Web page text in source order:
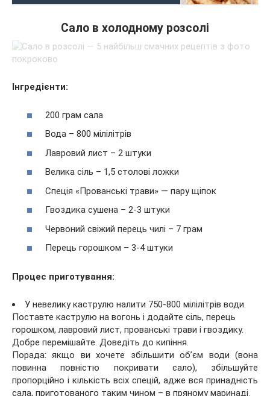
Сало в холодному розсолі
Інгредієнти:
200 грам сала
Вода – 800 мілілітрів
Лавровий лист – 2 штуки
Велика сіль – 1,5 столові ложки
Спеція «Прованські трави» — пару щіпок
Гвоздика сушена – 2-3 штуки
Червоний свіжий перець чилі – 7 грам
Перець горошком – 3-4 штуки
Процес приготування:
У невелику каструлю налити 750-800 мілілітрів води.
Поставте каструлю на вогонь і додайте сіль, перець
горошком, лавровий лист, прованські трави і гвоздику.
Добре перемішайте. Доведіть до кипіння.
Порада: якщо ви хочете збільшити об’єм води (вона
повинна повністю покривати сало), збільшуйте
пропорційно і кількість всіх спецій, адже вся принадність
сала, приготованого таким чином – в пряному маринаді.